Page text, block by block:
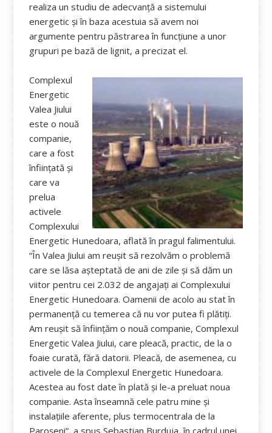
realiza un studiu de adecvanță a sistemului
energetic și în baza acestuia să avem noi
argumente pentru păstrarea în funcțiune a unor
grupuri pe bază de lignit, a precizat el.
Complexul
Energetic
Valea Jiului
este o nouă
companie,
care a fost
înființată și
care va
prelua
activele
Complexului
Energetic Hunedoara, aflată în pragul falimentului.
“În Valea Jiului am reuşit să rezolvăm o problemă
care se lăsa aşteptată de ani de zile şi să dăm un
viitor pentru cei 2.032 de angajaţi ai Complexului
Energetic Hunedoara. Oamenii de acolo au stat în
permanenţă cu temerea că nu vor putea fi plătiţi.
Am reuşit să înfiinţăm o nouă companie, Complexul
Energetic Valea Jiului, care pleacă, practic, de la o
foaie curată, fără datorii. Pleacă, de asemenea, cu
activele de la Complexul Energetic Hunedoara.
Acestea au fost date în plată şi le-a preluat noua
companie. Asta înseamnă cele patru mine şi
instalaţiile aferente, plus termocentrala de la
Paroşeni”, a spus Sebastian Burduja, în cadrul unei